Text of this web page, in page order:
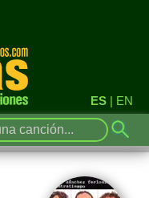
ES | EN